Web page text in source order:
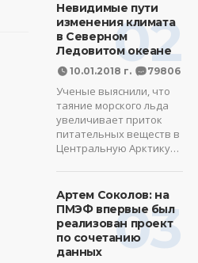
02
Невидимые пути
изменения климата
в Северном
Ледовитом океане
10.01.2018 г. 79806
Ученые выяснили, что
таяние морского льда
увеличивает приток
питательных веществ в
Центральную Арктику…
03
Артем Соколов: на
ПМЭФ впервые был
реализован проект
по сочетанию
данных